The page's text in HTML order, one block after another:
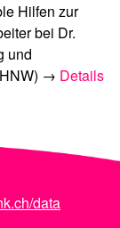
Hilfen zur
bei Dr.
und
→ Details
data